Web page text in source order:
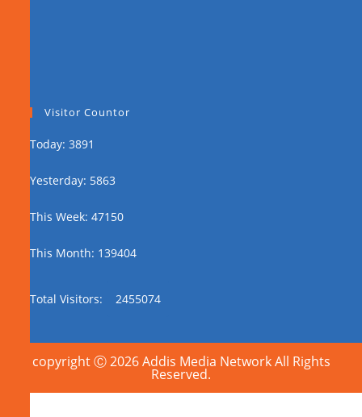
Visitor Countor
Today: 3891
Yesterday: 5863
This Week: 47150
This Month: 139404
Total Visitors: 2455074
copyright Ⓒ 2026 Addis Media Network All Rights
Reserved.